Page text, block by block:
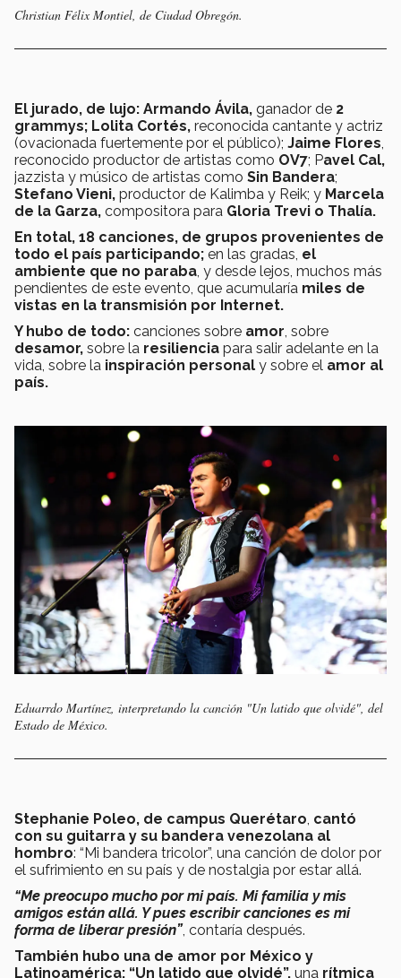
Christian Félix Montiel, de Ciudad Obregón.
El jurado, de lujo: Armando Ávila, ganador de 2
grammys; Lolita Cortés, reconocida cantante y actriz
(ovacionada fuertemente por el público); Jaime Flores,
reconocido productor de artistas como OV7; Pavel Cal,
jazzista y músico de artistas como Sin Bandera;
Stefano Vieni, productor de Kalimba y Reik; y Marcela
de la Garza, compositora para Gloria Trevi o Thalía.
En total, 18 canciones, de grupos provenientes de
todo el país participando; en las gradas, el
ambiente que no paraba, y desde lejos, muchos más
pendientes de este evento, que acumularía miles de
vistas en la transmisión por Internet.
Y hubo de todo: canciones sobre amor, sobre
desamor, sobre la resiliencia para salir adelante en la
vida, sobre la inspiración personal y sobre el amor al
país.
Eduarrdo Martínez, interpretando la canción "Un latido que olvidé", del
Estado de México.
Stephanie Poleo, de campus Querétaro, cantó
con su guitarra y su bandera venezolana al
hombro: “Mi bandera tricolor”, una canción de dolor por
el sufrimiento en su país y de nostalgia por estar allá.
“Me preocupo mucho por mi país. Mi familia y mis
amigos están allá. Y pues escribir canciones es mi
forma de liberar presión”, contaría después.
También hubo una de amor por México y
Latinoamérica: “Un latido que olvidé”, una rítmica